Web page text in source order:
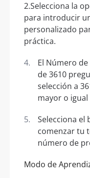
2.Selecciona la
para introducir
personalizado
práctica.
El Número
de 3610
selección a
mayor o
Selecciona el
comenzar tu
número de
Modo de